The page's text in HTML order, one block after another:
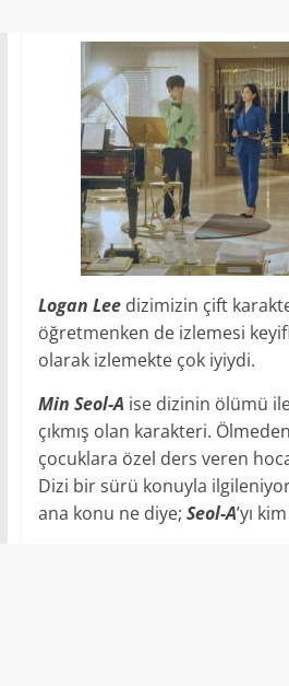
Logan Lee dizimizin çift
öğretmenken de izlemesi
olarak izlemekte çok iyiydi.
Min Seol-A ise dizinin ölümü
çıkmış olan karakteri.
çocuklara özel ders veren
Dizi bir sürü konuyla
ana konu ne diye; Seol-A’yı